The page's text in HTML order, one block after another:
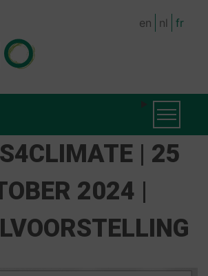
en nl fr
Toggle
| 25
2024 |